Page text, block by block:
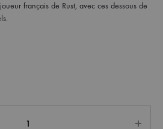
français de Rust, avec ces dessous de